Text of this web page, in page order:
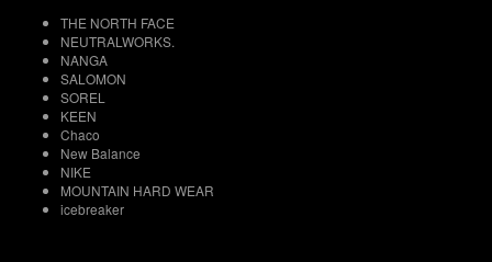
THE NORTH FACE
NEUTRALWORKS.
NANGA
SALOMON
SOREL
KEEN
Chaco
New Balance
NIKE
MOUNTAIN HARD WEAR
icebreaker